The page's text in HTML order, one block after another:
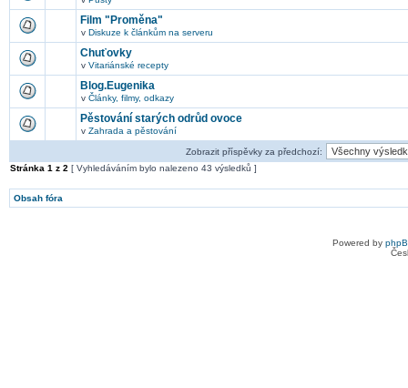
Film "Proměna"
v Diskuze k článkům na serveru
Chuťovky
v Vitariánské recepty
Blog.Eugenika
v Články, filmy, odkazy
Pěstování starých odrůd ovoce
v Zahrada a pěstování
Zobrazit příspěvky za předchozí:
Stránka 1 z 2 [ Vyhledáváním bylo nalezeno 43 výsledků ]
Obsah fóra
Powered by